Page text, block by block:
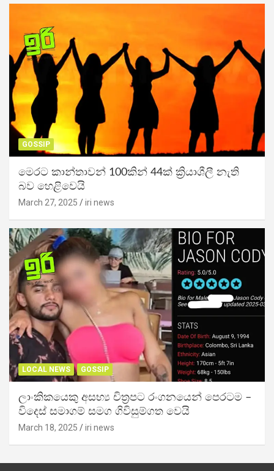
GOSSIP
මෙරට කාන්තාවන් 100කින් 44ක් ක්‍රියාශීලී නැති
බව හෙළිවෙයි
March 27, 2025 iri news
LOCAL NEWS GOSSIP
ලාංකිකයෙකු අසභ්‍ය චිත්‍රපට රංගනයෙන් පෙරටම –
විදෙස් සමාගම් සමග ගිවිසුම්ගත වෙයි
March 18, 2025 iri news